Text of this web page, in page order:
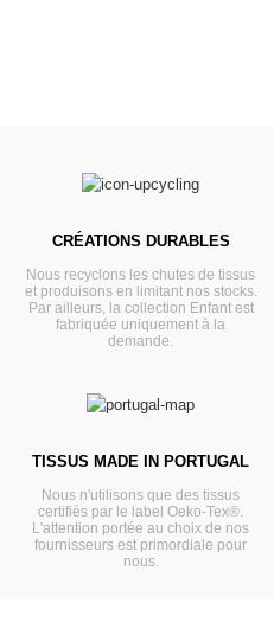
CRÉATIONS DURABLES
Nous recyclons les chutes de tissus
et produisons en limitant nos stocks.
Par ailleurs, la collection Enfant est
fabriquée uniquement à la
demande.
TISSUS MADE IN PORTUGAL
Nous n'utilisons que des tissus
certifiés par le label Oeko-Tex®.
L'attention portée au choix de nos
fournisseurs est primordiale pour
nous.